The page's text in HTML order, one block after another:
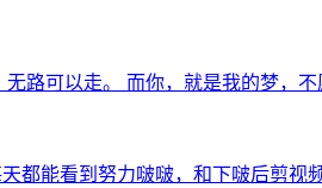
路可以走。 而你，就是我的梦，
都能看到努力啵啵，和下啵后剪视